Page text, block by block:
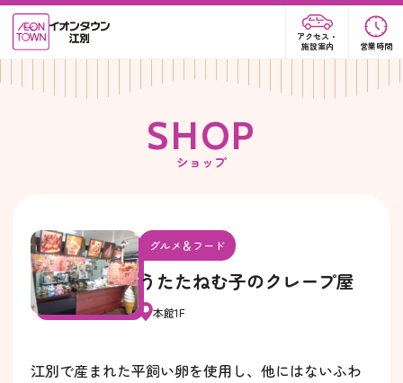
アクセス・
施設案内
営業時間
SHOP
ショップ
グルメ＆フード
うたたねむ子のクレープ屋
本館1F
江別で産まれた平飼い卵を使用し、他にはないふわ